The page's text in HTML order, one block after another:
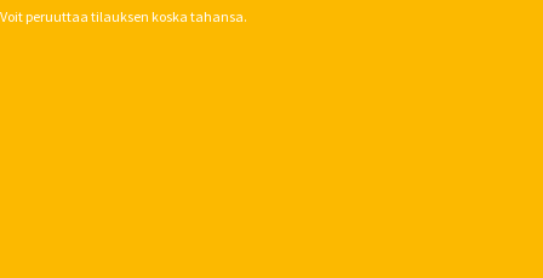
Voit peruuttaa tilauksen koska tahansa.